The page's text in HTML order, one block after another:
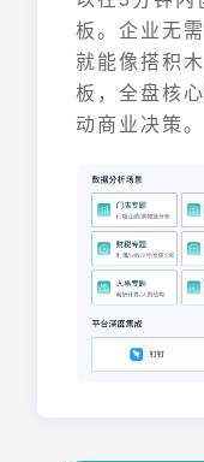
板。企业无
就能像搭积
板，全盘核
动商业决策。